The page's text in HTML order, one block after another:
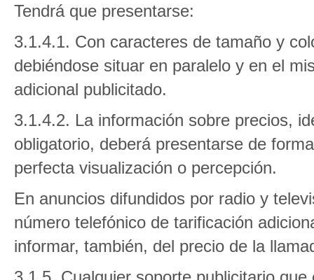
Tendrá que presentarse:
3.1.4.1. Con caracteres de tamaño y
debiéndose situar en paralelo y en el
adicional publicitado.
3.1.4.2. La información sobre precios,
obligatorio, deberá presentarse de
perfecta visualización o percepción.
En anuncios difundidos por radio y
número telefónico de tarificación
informar, también, del precio de la